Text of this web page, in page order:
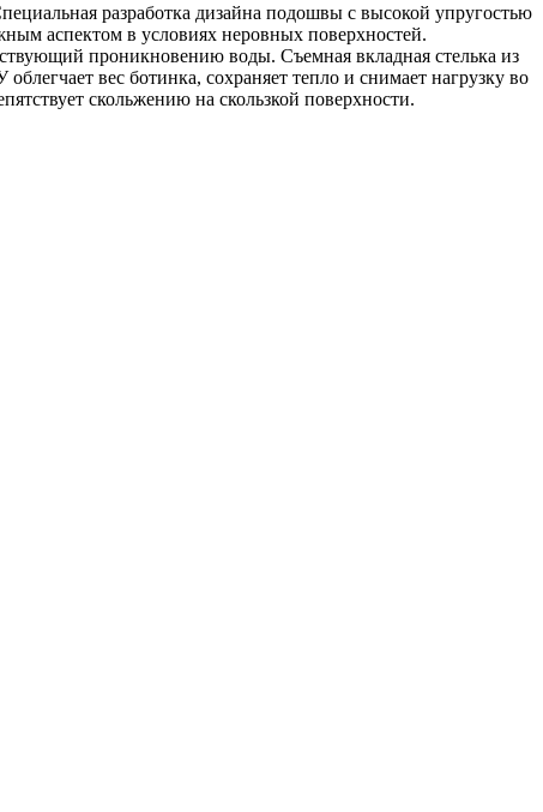
разработка дизайна подошвы с высокой упругостью
аспектом в условиях неровных поверхностей.
проникновению воды. Съемная вкладная стелька из
вес ботинка, сохраняет тепло и снимает нагрузку во
скольжению на скользкой поверхности.